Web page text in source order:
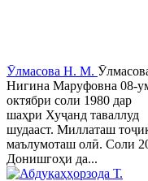
Ӯлмасова Н. М.
Нигина Маруфовна 08-
октябри соли 1980 дар
шаҳри Хуҷанд таваллуд
шудааст. Миллаташ
маълумоташ олӣ. Соли
Донишгоҳи да...